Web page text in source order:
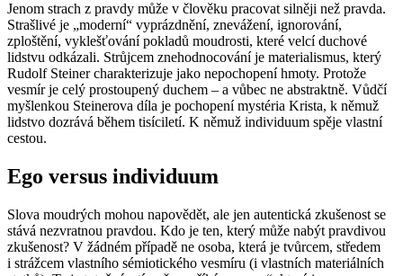
Jenom strach z pravdy může v člověku pracovat silněji než pravda.
Strašlivé je „moderní“ vyprázdnění, znevážení, ignorování,
zploštění, vyklešťování pokladů moudrosti, které velcí duchové
lidstvu odkázali. Strůjcem znehodnocování je materialismus, který
Rudolf Steiner charakterizuje jako nepochopení hmoty. Protože
vesmír je celý prostoupený duchem – a vůbec ne abstraktně. Vůdčí
myšlenkou Steinerova díla je pochopení mystéria Krista, k němuž
lidstvo dozrává během tisíciletí. K němuž individuum spěje vlastní
cestou.
Ego versus individuum
Slova moudrých mohou napovědět, ale jen autentická zkušenost se
stává nezvratnou pravdou. Kdo je ten, který může nabýt pravdivou
zkušenost? V žádném případě ne osoba, která je tvůrcem, středem
i strážcem vlastního sémiotického vesmíru (i vlastních materiálních